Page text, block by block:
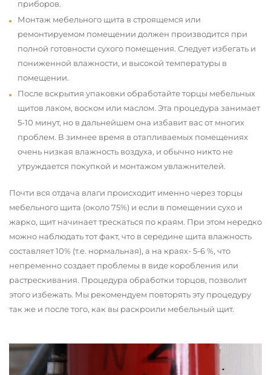
приборов.
Монтаж мебельного щита в строящемся или
ремонтируемом помещении должен производится при
полной готовности сухого помещения. Следует избегать и
пониженной влажности, и высокой температуры в
помещении.
После вскрытия упаковки обработайте торцы мебельных
щитов лаком, воском или маслом. Эта процедура занимает
5-10 минут, но в дальнейшем она избавит вас от многих
проблем. В зимнее время в отапливаемых помещениях
очень низкая влажность воздуха, и обычно никто не
утруждается покупкой и монтажом увлажнителей.
Почти вся отдача влаги происходит именно через торцы
мебельного щита (около 75%) и если в помещении сухо и
жарко, щит начинает трескаться по краям. При этом нередко
можно наблюдать тот факт, что в середине щита влажность
составляет 10% (т.е. нормальная), а на краях- 5-6 %, что
непременно создает проблемы в виде коробления или
растрескивания. Процедура обработки торцов, позволит
этого избежать. Мы рекомендуем повторять эту процедуру
так же и после того, как вы раскроили мебельный щит.